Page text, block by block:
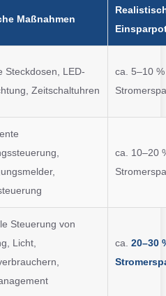
Maßnahmen
Steckdosen, LED-
Zeitschaltuhren
ca. 5–10 %
ca. 10–20
Steuerung von
Licht,
ca. 20–30